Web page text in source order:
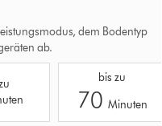
dem Bodentyp
ab.
Absolute
bis zu
70 Minuten